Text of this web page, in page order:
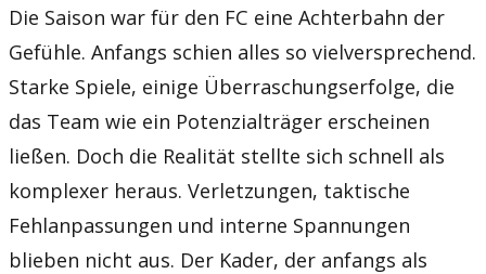
Die Saison war für den FC eine Achterbahn der
Gefühle. Anfangs schien alles so vielversprechend.
Starke Spiele, einige Überraschungserfolge, die
das Team wie ein Potenzialträger erscheinen
ließen. Doch die Realität stellte sich schnell als
komplexer heraus. Verletzungen, taktische
Fehlanpassungen und interne Spannungen
blieben nicht aus. Der Kader, der anfangs als